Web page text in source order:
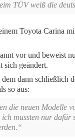
TÜV weiß die
Toyota Carina
vor und beweist
sich geändert.
dem dann
so aus:
die neuen Modelle
mussten nur